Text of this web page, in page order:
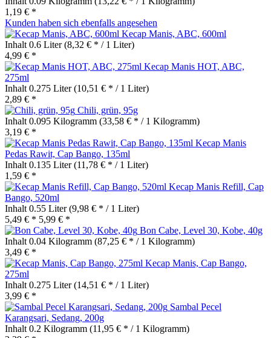
1,19 € *
Kunden haben sich ebenfalls angesehen
Kecap Manis, ABC, 600ml
Inhalt 0.6 Liter(8,32 € * / 1 Liter)
4,99 € *
Kecap Manis HOT, ABC,
275ml
Inhalt 0.275 Liter(10,51 € * / 1 Liter)
2,89 € *
Chili, grün, 95g
Inhalt 0.095 Kilogramm (33,58 € * / 1 Kilogramm)
3,19 € *
Kecap Manis
Pedas Rawit, Cap Bango, 135ml
Inhalt 0.135 Liter(11,78 € * / 1 Liter)
1,59 € *
Kecap Manis Refill, Cap
Bango, 520ml
Inhalt 0.55 Liter(9,98 € * / 1 Liter)
5,49 € * 5,99 € *
Bon Cabe, Level 30, Kobe, 40g
Inhalt 0.04 Kilogramm (87,25 € * / 1 Kilogramm)
3,49 € *
Kecap Manis, Cap Bango,
275ml
Inhalt 0.275 Liter(14,51 € * / 1 Liter)
3,99 € *
Sambal Pecel
Karangsari, Sedang, 200g
Inhalt 0.2 Kilogramm (11,95 € * / 1 Kilogramm)